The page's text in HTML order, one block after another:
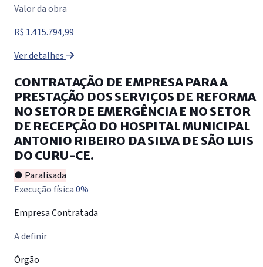
Valor da obra
R$ 1.415.794,99
Ver detalhes
CONTRATAÇÃO DE EMPRESA PARA A
PRESTAÇÃO DOS SERVIÇOS DE REFORMA
NO SETOR DE EMERGÊNCIA E NO SETOR
DE RECEPÇÃO DO HOSPITAL MUNICIPAL
ANTONIO RIBEIRO DA SILVA DE SÃO LUIS
DO CURU-CE.
● Paralisada
Execução física0%
Empresa Contratada
A definir
Órgão